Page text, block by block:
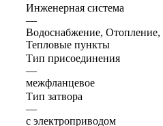
Инженерная система
—
Водоснабжение,
Тепловые пункты
Тип присоединения
—
межфланцевое
Тип затвора
—
с электроприводом